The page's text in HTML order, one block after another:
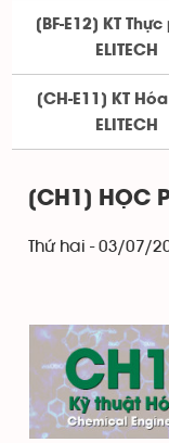
[BF-E12] KT
ELITECH
[CH-E11] KT
ELITECH
[CH1] HỌC
Thứ hai - 03/07/